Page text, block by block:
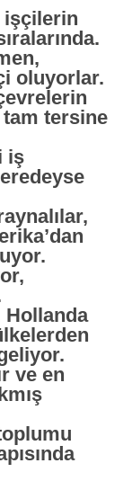
işçilerin
oluyorlar.
tam tersine
iş
ve en